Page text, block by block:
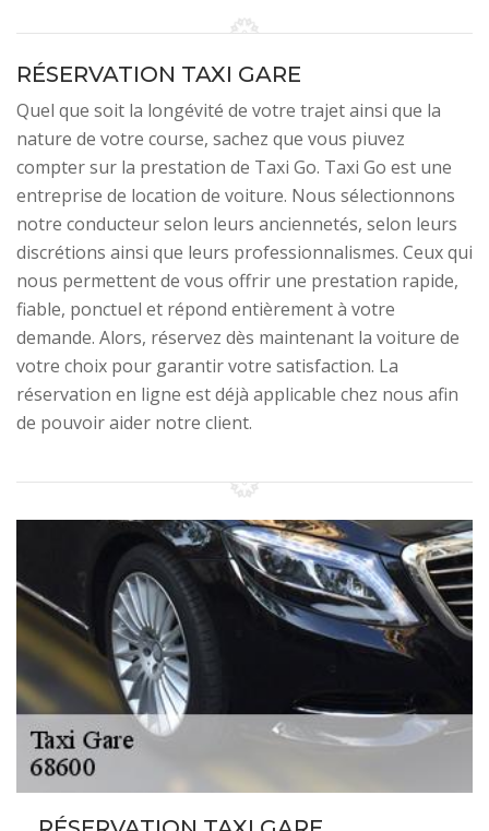
RÉSERVATION TAXI GARE
Quel que soit la longévité de votre trajet ainsi que la
nature de votre course, sachez que vous piuvez
compter sur la prestation de Taxi Go. Taxi Go est une
entreprise de location de voiture. Nous sélectionnons
notre conducteur selon leurs anciennetés, selon leurs
discrétions ainsi que leurs professionnalismes. Ceux qui
nous permettent de vous offrir une prestation rapide,
fiable, ponctuel et répond entièrement à votre
demande. Alors, réservez dès maintenant la voiture de
votre choix pour garantir votre satisfaction. La
réservation en ligne est déjà applicable chez nous afin
de pouvoir aider notre client.